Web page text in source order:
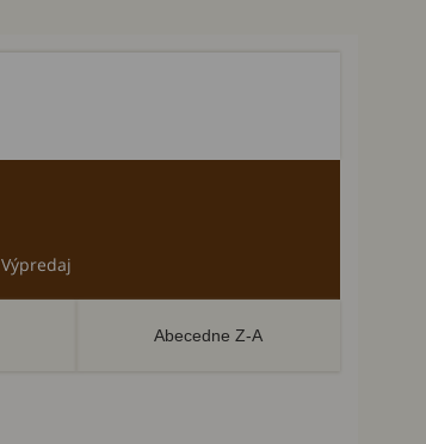
Výpredaj
Abecedne Z-A